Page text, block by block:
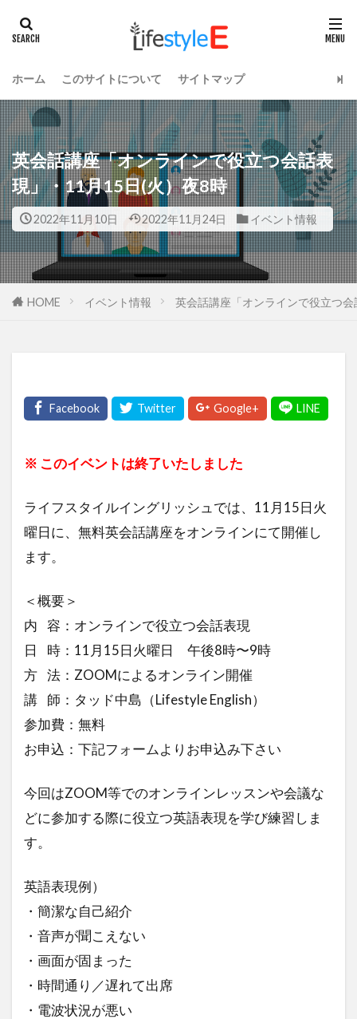
ホーム このサイトについて サイトマップ
英会話講座「オンラインで役立つ会話表
現」・11月15日(火）夜8時
2022年11月10日 2022年11月24日 イベント情報
HOME イベント情報 英会話講座「オンラインで役立つ
※ このイベントは終了いたしました
ライフスタイルイングリッシュでは、11月15日火
曜日に、無料英会話講座をオンラインにて開催し
ます。
＜概要＞
内 容：オンラインで役立つ会話表現
日 時：11月15日火曜日 午後8時〜9時
方 法：ZOOMによるオンライン開催
講 師：タッド中島（Lifestyle English）
参加費：無料
お申込：下記フォームよりお申込み下さい
今回はZOOM等でのオンラインレッスンや会議な
どに参加する際に役立つ英語表現を学び練習しま
す。
英語表現例）
・簡潔な自己紹介
・音声が聞こえない
・画面が固まった
・時間通り／遅れて出席
・電波状況が悪い